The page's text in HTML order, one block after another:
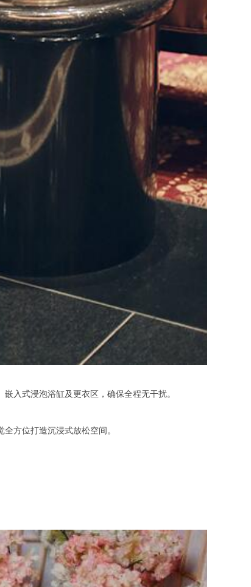
入式浸泡浴缸及更衣区，确保全程无干扰。
方位打造沉浸式放松空间。